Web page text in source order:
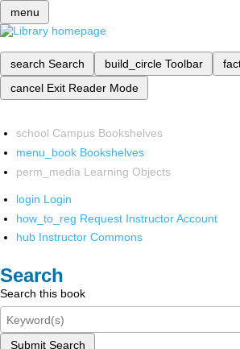
menu
search Search build_circle Toolbar
cancel Exit Reader Mode
school Campus Bookshelves
menu_book Bookshelves
perm_media Learning Objects
login Login
how_to_reg Request Instructor Account
hub Instructor Commons
Search
Search this book
Submit Search